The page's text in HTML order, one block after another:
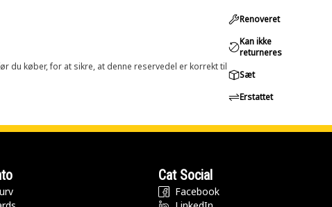
du køber, for at sikre, at denne reservedel er korrekt til
Renoveret
Kan ikke
returneres
Sæt
Erstattet
Cat Social
Facebook